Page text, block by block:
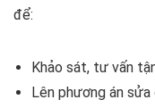
để:
Khảo sát, tư vấn
Lên phương án